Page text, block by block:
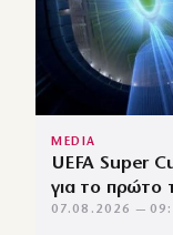
MEDIA
UEFA Super
για το πρώτο
07.08.2026 —